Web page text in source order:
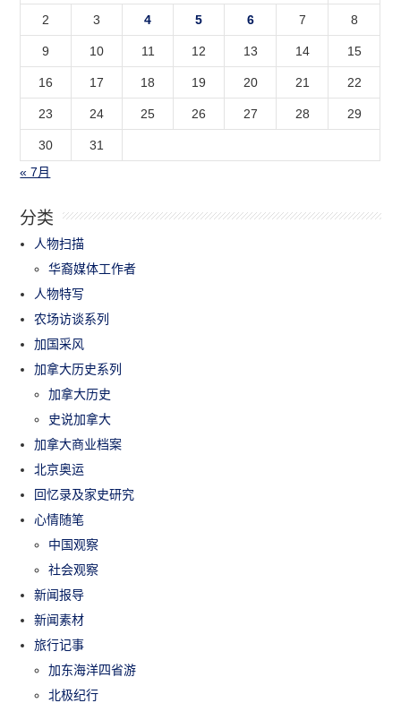
2 3 4 5 6 7 8
9 10 11 12 13 14 15
16 17 18 19 20 21 22
23 24 25 26 27 28 29
30
31
« 7月
分类
人物扫描
华裔媒体工作者
人物特写
农场访谈系列
加国采风
加拿大历史系列
加拿大历史
史说加拿大
加拿大商业档案
北京奥运
回忆录及家史研究
心情随笔
中国观察
社会观察
新闻报导
新闻素材
旅行记事
加东海洋四省游
北极纪行